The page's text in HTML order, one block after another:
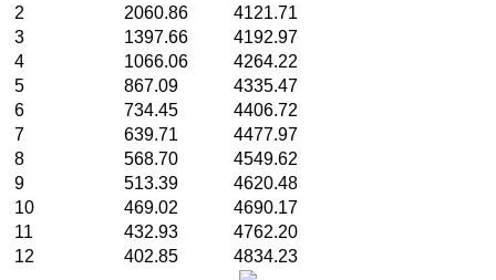
2
2060.86
4121.71
3
1397.66
4192.97
4
1066.06
4264.22
5
867.09
4335.47
6
734.45
4406.72
7
639.71
4477.97
8
568.70
4549.62
9
513.39
4620.48
10
469.02
4690.17
11
432.93
4762.20
12
402.85 4834.23